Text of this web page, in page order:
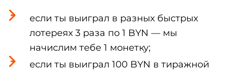
если ты выиграл в разных быстрых
лотереях 3 раза по 1 BYN — мы
начислим тебе 1 монетку;
если ты выиграл 100 BYN в тиражной